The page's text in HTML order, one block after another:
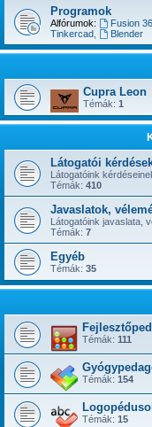
Programok
Alfórumok: Fusion
Tinkercad
Blender
Cupra Leon
Témák: 1
Látogatói
Látogatóink
Témák: 410
Javaslatok,
Látogatóink javaslata,
Témák: 7
Egyéb
Témák: 35
Témák: 111
Témák: 154
Témák: 15